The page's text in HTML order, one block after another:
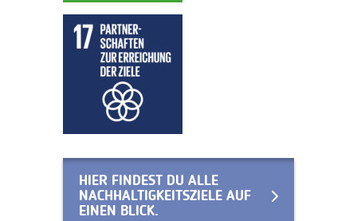
HIER FINDEST DU ALLE
NACHHALTIGKEITSZIELE AUF
EINEN BLICK.